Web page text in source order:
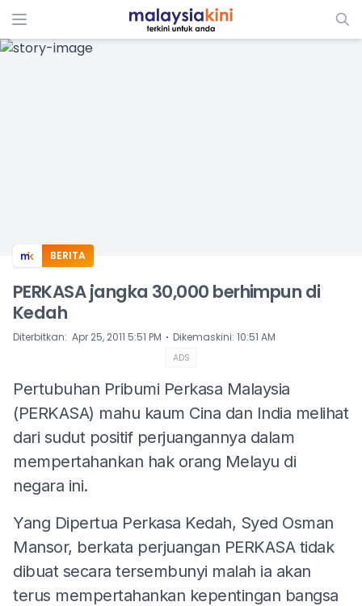
ADS
BERITA
PERKASA jangka 30,000 berhimpun di
Kedah
Diterbitkan: Apr 25, 2011 5:51 PM ⋅ Dikemaskini: 10:51 AM
ADS
Pertubuhan Pribumi Perkasa Malaysia
(PERKASA) mahu kaum Cina dan India melihat
dari sudut positif perjuangannya dalam
mempertahankan hak orang Melayu di
negara ini.
Yang Dipertua Perkasa Kedah, Syed Osman
Mansor, berkata perjuangan PERKASA tidak
dibuat secara tersembunyi malah ia akan
terus mempertahankan kepentingan bangsa